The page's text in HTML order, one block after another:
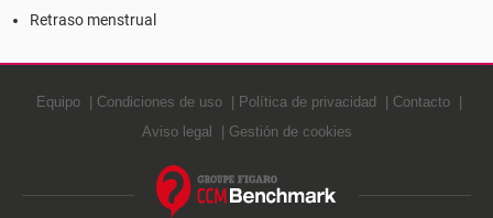
Retraso menstrual
Equipo Condiciones de uso Política de privacidad
Contacto
Aviso legal
Gestión de cookies